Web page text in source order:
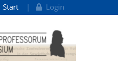
Start Login